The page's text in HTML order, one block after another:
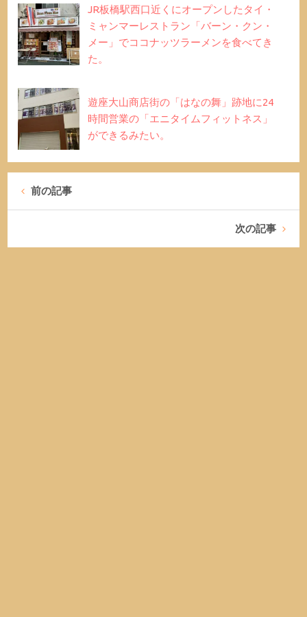
JR板橋駅西口近くにオープンしたタイ・
ミャンマーレストラン「バーン・クン・
メー」でココナッツラーメンを食べてき
た。
遊座大山商店街の「はなの舞」跡地に24
時間営業の「エニタイムフィットネス」
ができるみたい。
前の記事
次の記事